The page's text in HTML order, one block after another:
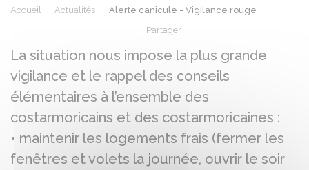
Accueil Actualités
Alerte canicule - Vigilance rouge
Partager
La situation nous impose la plus grande
vigilance et le rappel des conseils
élémentaires à l’ensemble des
costarmoricains et des costarmoricaines :
• maintenir les logements frais (fermer les
fenêtres et volets la journée, ouvrir le soir